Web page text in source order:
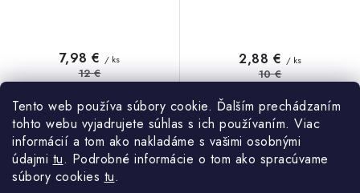
Tento web používa súbory cookie. Ďalším prechádzaním
tohto webu vyjadrujete súhlas s ich používaním. Viac
informácií a tom ako nakladáme s vašimi osobnými
údajmi tu. Podrobné informácie o tom ako spracúvame
súbory cookies tu.
Do týždňa
7,98 €/ ks
12 €
DO KOŠÍKA
Do týždňa
2,88 € / ks
10 €
DO KOŠÍKA